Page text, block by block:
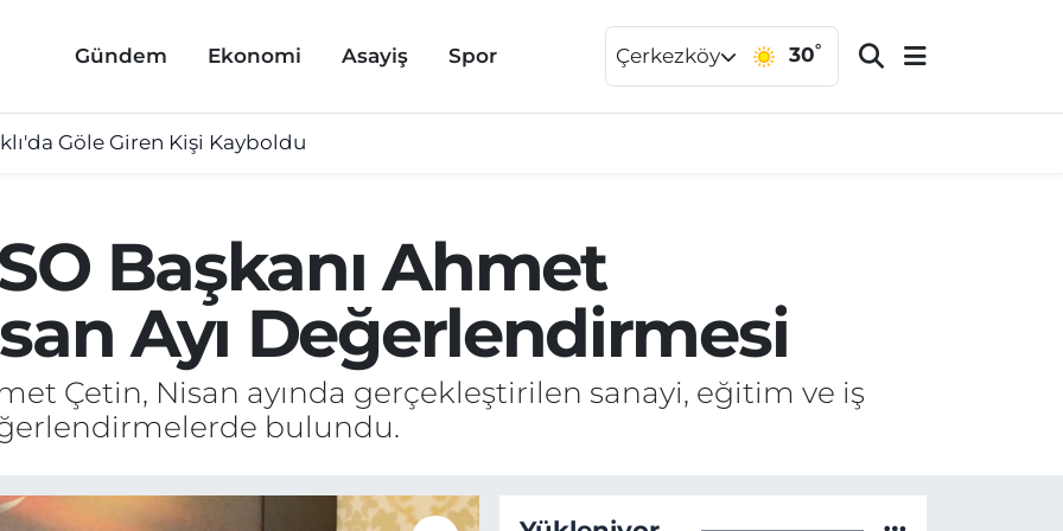
Gündem Ekonomi Asayiş Spor Çerkezköy 30°
Göle Giren Kişi Kayboldu
Başkanı Ahmet
Ayı Değerlendirmesi
Çetin, Nisan ayında gerçekleştirilen sanayi, eğitim ve iş
bulundu.